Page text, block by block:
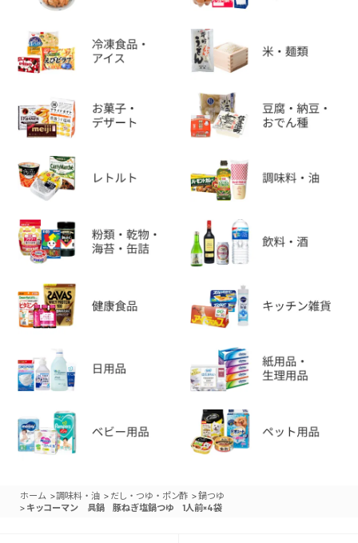
ホーム >調味料・油 > だし・つゆ・ポン酢 >鍋つゆ
> キッコーマン 具鍋 豚ねぎ塩鍋つゆ 1人前×4袋